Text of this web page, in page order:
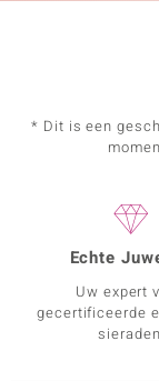
* Dit is een
Echte
Uw expert
gecertificeerde
sieraden